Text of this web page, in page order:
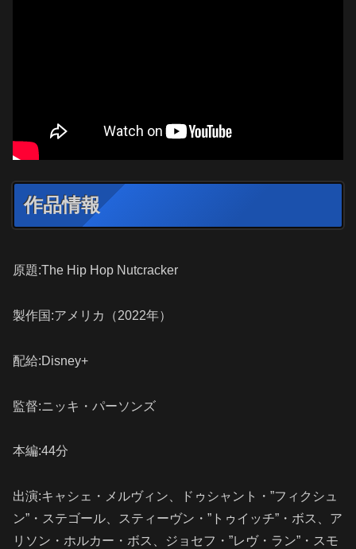
作品情報
原題:The Hip Hop Nutcracker
製作国:アメリカ（2022年）
配給:Disney+
監督:ニッキ・パーソンズ
本編:44分
出演:キャシェ・メルヴィン、ドゥシャント・”フィクシュ
ン”・ステゴール、スティーヴン・”トゥイッチ”・ボス、ア
リソン・ホルカー・ボス、ジョセフ・”レヴ・ラン”・スモ